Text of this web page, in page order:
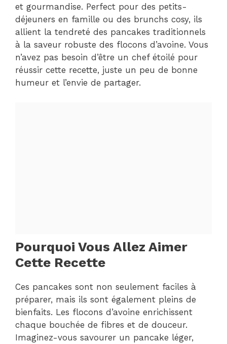
et gourmandise. Perfect pour des petits-
déjeuners en famille ou des brunchs cosy, ils
allient la tendreté des pancakes traditionnels
à la saveur robuste des flocons d’avoine. Vous
n’avez pas besoin d’être un chef étoilé pour
réussir cette recette, juste un peu de bonne
humeur et l’envie de partager.
Pourquoi Vous Allez Aimer
Cette Recette
Ces pancakes sont non seulement faciles à
préparer, mais ils sont également pleins de
bienfaits. Les flocons d’avoine enrichissent
chaque bouchée de fibres et de douceur.
Imaginez-vous savourer un pancake léger,